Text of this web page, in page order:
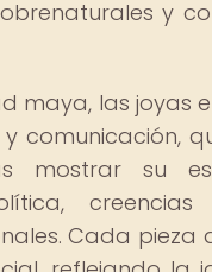
y
maya, las joyas
y comunicación,
mostrar su
Cada pieza